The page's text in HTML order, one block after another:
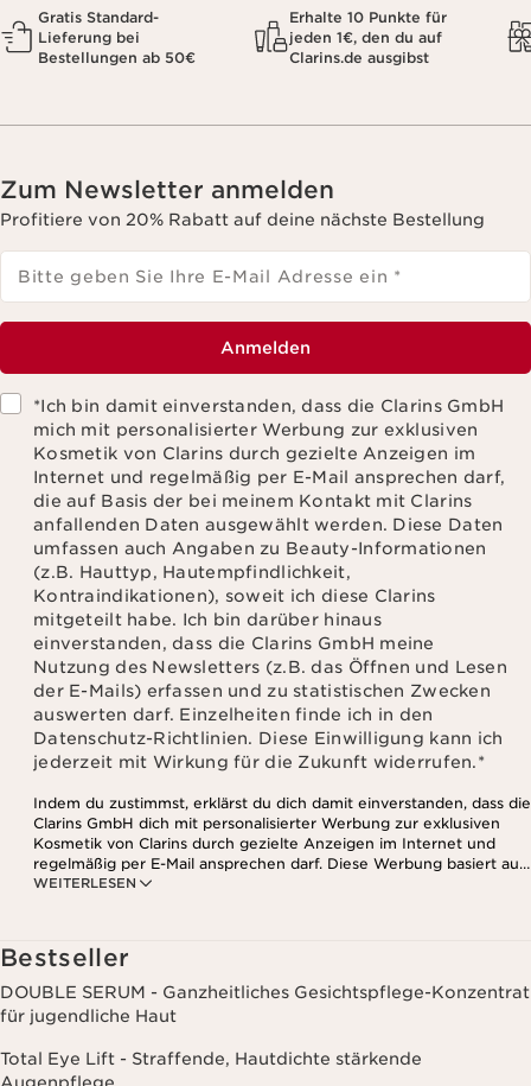
Gratis Standard-
Lieferung bei
Bestellungen ab 50€
Erhalte 10 Punkte für
jeden 1€, den du auf
Clarins.de ausgibst
Zum Newsletter anmelden
Profitiere von 20% Rabatt auf deine nächste Bestellung
Bitte geben Sie Ihre E-Mail Adresse ein *
Anmelden
*Ich bin damit einverstanden, dass die Clarins GmbH
mich mit personalisierter Werbung zur exklusiven
Kosmetik von Clarins durch gezielte Anzeigen im
Internet und regelmäßig per E-Mail ansprechen darf,
die auf Basis der bei meinem Kontakt mit Clarins
anfallenden Daten ausgewählt werden. Diese Daten
umfassen auch Angaben zu Beauty-Informationen
(z.B. Hauttyp, Hautempfindlichkeit,
Kontraindikationen), soweit ich diese Clarins
mitgeteilt habe. Ich bin darüber hinaus
einverstanden, dass die Clarins GmbH meine
Nutzung des Newsletters (z.B. das Öffnen und Lesen
der E-Mails) erfassen und zu statistischen Zwecken
auswerten darf. Einzelheiten finde ich in den
Datenschutz-Richtlinien. Diese Einwilligung kann ich
jederzeit mit Wirkung für die Zukunft widerrufen.*
WEITERLESEN
Indem du zustimmst, erklärst du dich damit einverstanden, dass die
Clarins GmbH dich mit personalisierter Werbung zur exklusiven
Kosmetik von Clarins durch gezielte Anzeigen im Internet und
regelmäßig per E-Mail ansprechen darf. Diese Werbung basiert auf
den Daten, die bei deinem Kontakt mit Clarins anfallen,
mitgeteilt hast. Außerdem stimmst du zu, dass die Clarins GmbH
dein Nutzungsverhalten im Zusammenhang mit dem Newsletter
(z.B. das Öffnen und Lesen der E-Mails) erfassen und zu
statistischen Zwecken auswerten darf. Weitere Informationen
findest du in den Datenschutz-Richtlinien. Diese Einwilligung
Bestseller
DOUBLE SERUM - Ganzheitliches Gesichtspflege-Konzentrat
für jugendliche Haut
Total Eye Lift - Straffende, Hautdichte stärkende